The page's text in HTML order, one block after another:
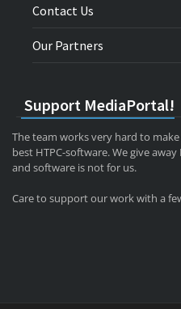
Contact Us
Our Partners
Support MediaPortal!
The team works very hard to
best HTPC-software. We give
and software is not for us.
Care to support our work with a